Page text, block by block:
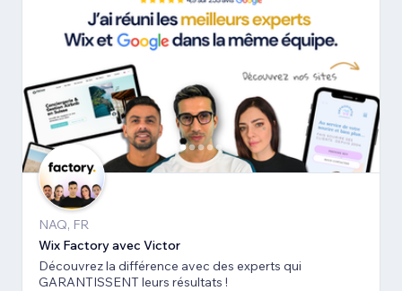
NAQ, FR
Wix Factory avec Victor
Découvrez la différence avec des experts qui
GARANTISSENT leurs résultats !